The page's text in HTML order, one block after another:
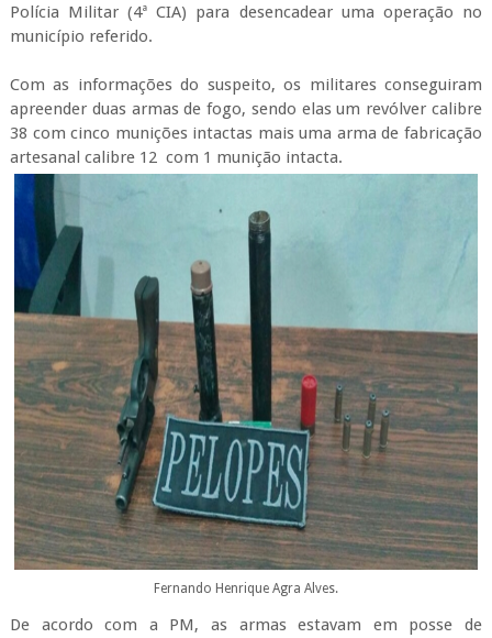
Polícia Militar (4ª CIA) para desencadear uma operação no
município referido.
Com as informações do suspeito, os militares conseguiram
apreender duas armas de fogo, sendo elas um revólver calibre
38 com cinco munições intactas mais uma arma de fabricação
artesanal calibre 12 com 1 munição intacta.
Fernando Henrique Agra Alves.
De acordo com a PM, as armas estavam em posse de